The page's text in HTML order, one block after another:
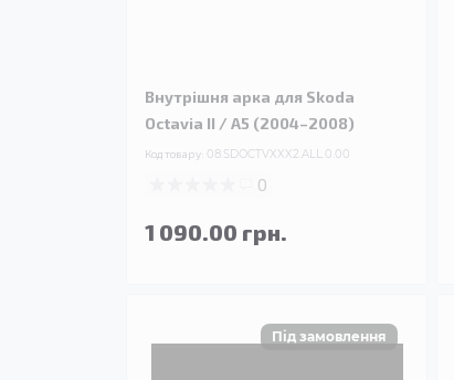
Внутрішня арка для Skoda
Octavia II / A5 (2004–2008)
Код товару: 08.SDOCTVXXX2.ALL.0.00
0
1 090.00 грн.